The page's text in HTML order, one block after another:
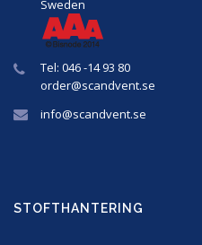
Sweden
Tel: 046 -14 93 80
order@scandvent.se
info@scandvent.se
STOFTHANTERING